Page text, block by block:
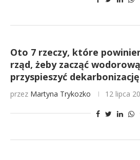
Oto 7 rzeczy, które
rząd, żeby zacząć
przyspieszyć dekarbonizację
przez Martyna Trykozko 12 lipca